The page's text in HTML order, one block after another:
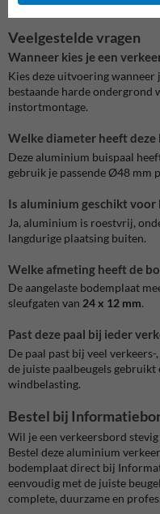
een stabiele bordmontage.
Veelgestelde vragen
Wanneer kies je een
Kies deze uitvoering wanneer
bestaande harde
instortmontage.
Welke diameter heeft deze
Deze aluminium buispaal
gebruik je passende Ø48 mm
Is aluminium geschikt
Ja, aluminium is roestvrij,
langdurige plaatsing buiten.
Welke afmeting heeft de
De aangelaste bodemplaat
sleufgaten van 24 x 12 mm.
Past deze paal bij ieder
De paal past bij veel
de juiste paalbeugels
windbelasting.
Bestel bij
Wil je een verkeersbord
Bestel deze aluminium
bodemplaat direct bij
eenvoudig met de juiste
complete, duurzame en